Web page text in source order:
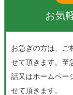
お気
お急ぎの方は、ご
せて頂きます。至
話又はホームペー
せて頂きます。